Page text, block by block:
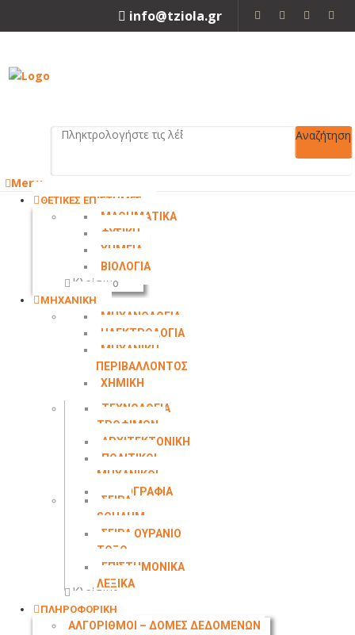
info@tziola.gr
Αναζήτηση
Menu
ΘΕΤΙΚΕΣ ΕΠΙΣΤΗΜΕΣ
ΜΑΘΗΜΑΤΙΚΑ
ΦΥΣΙΚΗ
ΧΗΜΕΙΑ
ΒΙΟΛΟΓΙΑ
Κλείσιμο
ΜΗΧΑΝΙΚΗ
ΜΗΧΑΝΟΛΟΓΙΑ
ΗΛΕΚΤΡΟΛΟΓΙΑ
ΜΗΧΑΝΙΚΗ
ΠΕΡΙΒΑΛΛΟΝΤΟΣ
ΧΗΜΙΚΗ
ΤΕΧΝΟΛΟΓΙΑ
ΤΡΟΦΙΜΩΝ
ΑΡΧΙΤΕΚΤΟΝΙΚΗ
ΠΟΛΙΤΙΚΟΙ
ΜΗΧΑΝΙΚΟΙ
ΤΟΠΟΓΡΑΦΙΑ
ΣΕΙΡΑ
SCHAUM
ΣΕΙΡΑ ΟΥΡΑΝΙΟ
ΤΟΞΟ
ΕΠΙΣΤΗΜΟΝΙΚΑ
ΛΕΞΙΚΑ
Κλείσιμο
ΠΛΗΡΟΦΟΡΙΚΗ
ΑΛΓΟΡΙΘΜΟΙ – ΔΟΜΕΣ ΔΕΔΟΜΕΝΩΝ